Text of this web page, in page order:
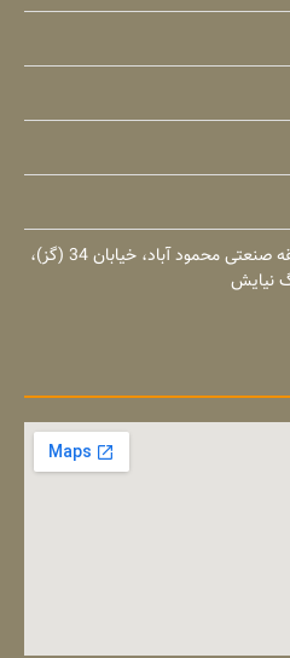
آدرس کارخانه: اصفهان، منطقه صنعتی محمود آباد، خیابان 34 (گز)،
نیایش